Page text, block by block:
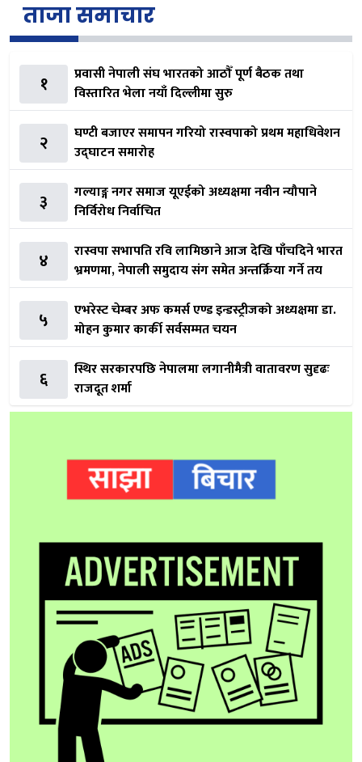
ताजा समाचार
१
प्रवासी नेपाली संघ भारतको आठौँ पूर्ण बैठक तथा
विस्तारित भेला नयाँ दिल्लीमा सुरु
२
घण्टी बजाएर समापन गरियो रास्वपाको प्रथम महाधिवेशन
उद्घाटन समारोह
३
गल्याङ्ग नगर समाज यूएईको अध्यक्षमा नवीन न्यौपाने
निर्विरोध निर्वाचित
४
रास्वपा सभापति रवि लामिछाने आज देखि पाँचदिने भारत
भ्रमणमा, नेपाली समुदाय संग समेत अन्तर्क्रिया गर्ने तय
५
एभरेस्ट चेम्बर अफ कमर्स एण्ड इन्डस्ट्रीजको अध्यक्षमा डा.
मोहन कुमार कार्की सर्वसम्मत चयन
६
स्थिर सरकारपछि नेपालमा लगानीमैत्री वातावरण सुदृढः
राजदूत शर्मा